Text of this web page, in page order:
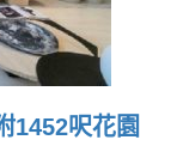
1452呎花園